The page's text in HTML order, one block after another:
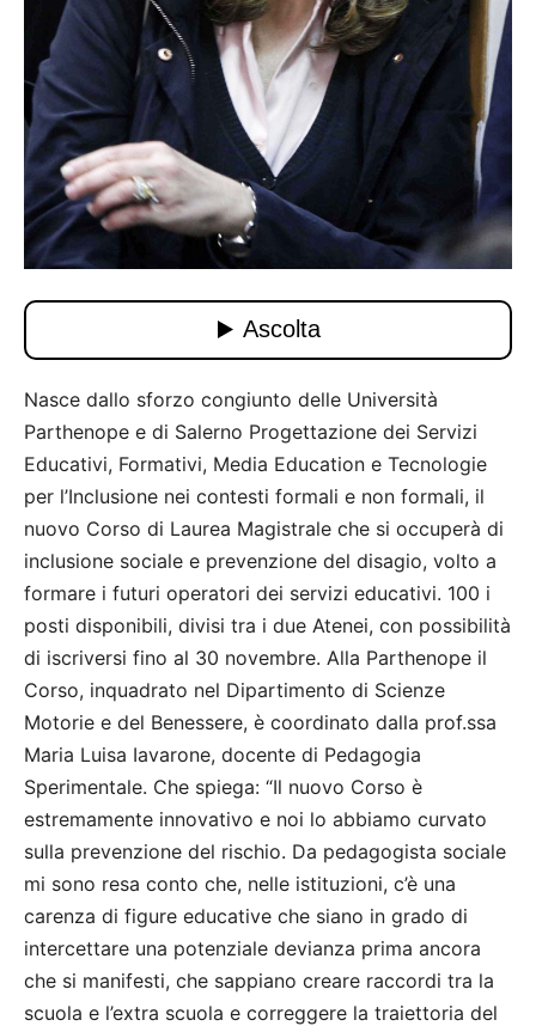
Nasce dallo sforzo congiunto delle Università
Parthenope e di Salerno Progettazione dei Servizi
Educativi, Formativi, Media Education e Tecnologie
per l’Inclusione nei contesti formali e non formali, il
nuovo Corso di Laurea Magistrale che si occuperà di
inclusione sociale e prevenzione del disagio, volto a
formare i futuri operatori dei servizi educativi. 100 i
posti disponibili, divisi tra i due Atenei, con possibilità
di iscriversi fino al 30 novembre. Alla Parthenope il
Corso, inquadrato nel Dipartimento di Scienze
Motorie e del Benessere, è coordinato dalla prof.ssa
Maria Luisa Iavarone, docente di Pedagogia
Sperimentale. Che spiega: “Il nuovo Corso è
estremamente innovativo e noi lo abbiamo curvato
sulla prevenzione del rischio. Da pedagogista sociale
mi sono resa conto che, nelle istituzioni, c’è una
carenza di figure educative che siano in grado di
intercettare una potenziale devianza prima ancora
che si manifesti, che sappiano creare raccordi tra la
scuola e l’extra scuola e correggere la traiettoria del